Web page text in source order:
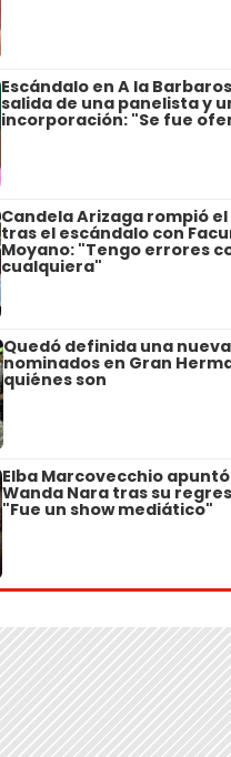
Escándalo en A la
salida de una panelista y
incorporación: "Se fue
Candela Arizaga rompió
tras el escándalo con
Moyano: "Tengo errores
cualquiera"
Quedó definida una
nominados en Gran
quiénes son
Elba Marcovecchio
Wanda Nara tras su
"Fue un show mediático"